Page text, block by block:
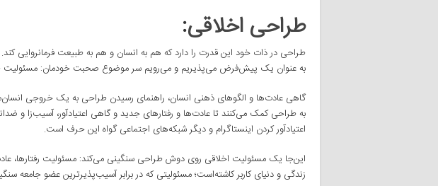
طراحی اخلاقی:
طراحی در ذات خود این قدرت را دارد که هم به انسان و هم به طبیعت فرمانروایی
به عنوان یک پیش‌فرض می‌پذیریم و می‌رویم سر موضوع صحبت خودمان: مسئولیت
گاهی عادت‌ها و الگوهای ذهنی انسان، راهنمای رسیدن طراحی به یک خروجی
به طراحی کمک می‌کنند تا عادت‌ها و رفتارهای جدید و گاهی اعتیادآور، آسیب‌زا و
اعتیادآور کردن اینستاگرام و دیگر شبکه‌های اجتماعی گواه این حرف است.
این‌جا یک مسئولیت اخلاقی روی دوش طراحی سنگینی می‌کند: مسئولیت رفتارها،
زندگی و دنیای کاربر کاشته‌است؛ مسئولیتی که در برابر آسیب‌پذیرترین عضو جامعه